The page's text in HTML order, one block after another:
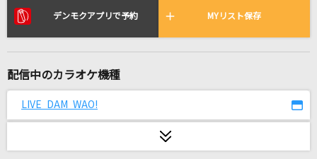
[生音]Super Girl
Dragon Night
SEKAI NO OWARI(世界の終わり)
デンモクアプリで予約 MYリスト保存
配信中のカラオケ機種
LIVE DAM WAO!